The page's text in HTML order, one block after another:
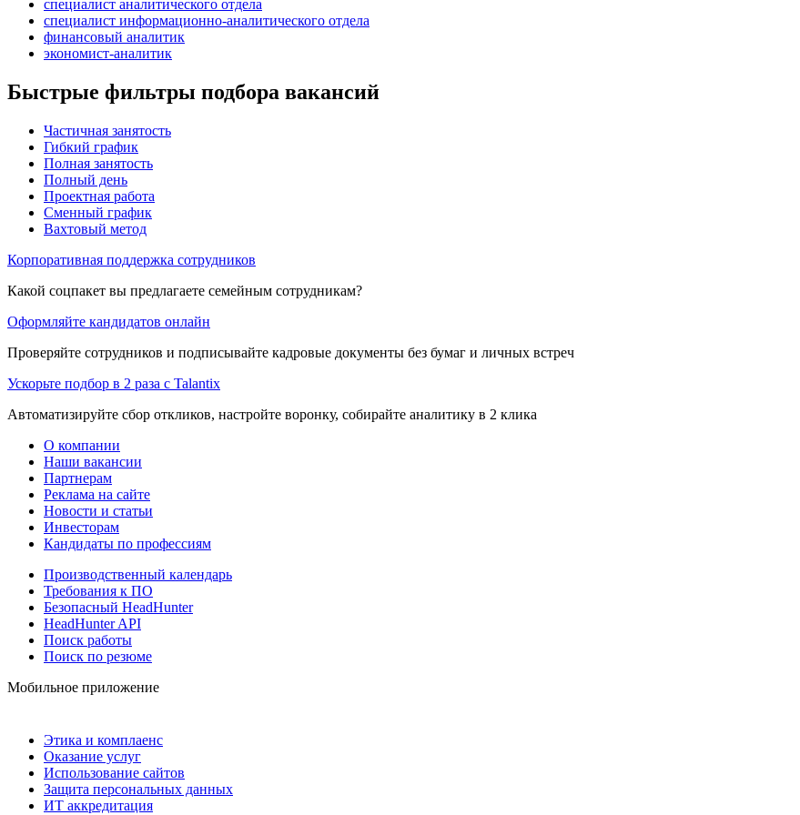
специалист аналитического отдела
специалист информационно-аналитического отдела
финансовый аналитик
экономист-аналитик
Быстрые фильтры подбора вакансий
Частичная занятость
Гибкий график
Полная занятость
Полный день
Проектная работа
Сменный график
Вахтовый метод
Корпоративная поддержка сотрудников
Какой соцпакет вы предлагаете семейным сотрудникам?
Оформляйте кандидатов онлайн
Проверяйте сотрудников и подписывайте кадровые документы без бумаг и личных встреч
Ускорьте подбор в 2 раза с Talantix
Автоматизируйте сбор откликов, настройте воронку, собирайте аналитику в 2 клика
О компании
Наши вакансии
Партнерам
Реклама на сайте
Новости и статьи
Инвесторам
Кандидаты по профессиям
Производственный календарь
Требования к ПО
Безопасный HeadHunter
HeadHunter API
Поиск работы
Поиск по резюме
Мобильное приложение
Этика и комплаенс
Оказание услуг
Использование сайтов
Защита персональных данных
ИТ аккредитация